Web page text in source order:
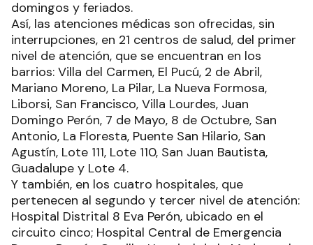
domingos y feriados.
Así, las atenciones médicas son ofrecidas, sin
interrupciones, en 21 centros de salud, del primer
nivel de atención, que se encuentran en los
barrios: Villa del Carmen, El Pucú, 2 de Abril,
Mariano Moreno, La Pilar, La Nueva Formosa,
Liborsi, San Francisco, Villa Lourdes, Juan
Domingo Perón, 7 de Mayo, 8 de Octubre, San
Antonio, La Floresta, Puente San Hilario, San
Agustín, Lote 111, Lote 110, San Juan Bautista,
Guadalupe y Lote 4.
Y también, en los cuatro hospitales, que
pertenecen al segundo y tercer nivel de atención:
Hospital Distrital 8 Eva Perón, ubicado en el
circuito cinco; Hospital Central de Emergencia